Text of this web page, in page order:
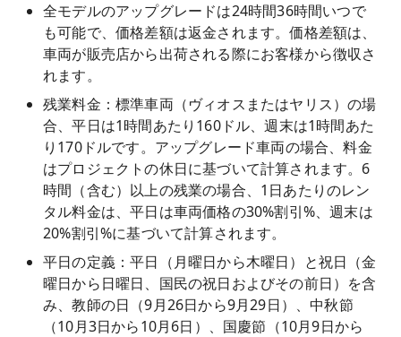
全モデルのアップグレードは24時間36時間いつで
も可能で、価格差額は返金されます。価格差額は、
車両が販売店から出荷される際にお客様から徴収さ
れます。
残業料金：標準車両（ヴィオスまたはヤリス）の場
合、平日は1時間あたり160ドル、週末は1時間あた
り170ドルです。アップグレード車両の場合、料金
はプロジェクトの休日に基づいて計算されます。6
時間（含む）以上の残業の場合、1日あたりのレン
タル料金は、平日は車両価格の30%割引%、週末は
20%割引%に基づいて計算されます。
平日の定義：平日（月曜日から木曜日）と祝日（金
曜日から日曜日、国民の祝日およびその前日）を含
み、教師の日（9月26日から9月29日）、中秋節
（10月3日から10月6日）、国慶節（10月9日から